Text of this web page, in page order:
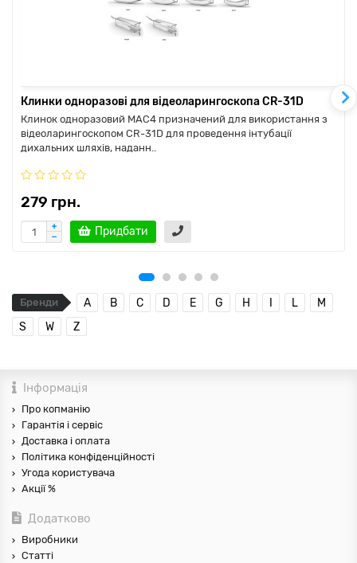
Клинки одноразові для відеоларингоскопа CR-31D
Клинок одноразовий MAC4 призначений для використання з
відеоларингоскопом CR-31D для проведення інтубації
дихальних шляхів, наданн..
279 грн.
Придбати
Бренди A B C D E G H I L
M
S
W Z
Інформація
Про копманію
Гарантія і сервіс
Доставка і оплата
Політика конфіденційності
Угода користувача
Акції %
Додатково
Виробники
Статті